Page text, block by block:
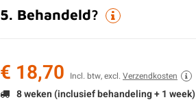
5. Behandeld?
€ 18,70 Incl. btw, excl. Verzendkosten
8 weken (inclusief behandeling + 1 week)